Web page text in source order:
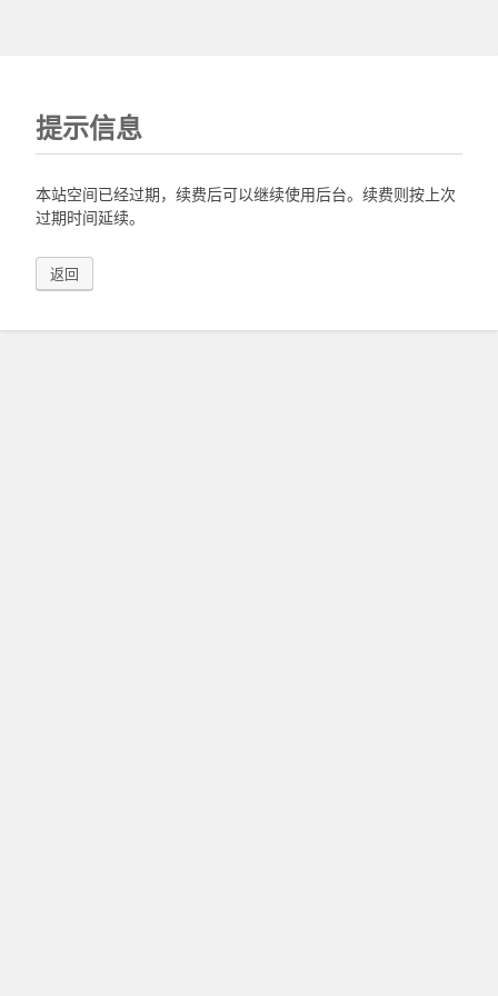
提示信息
本站空间已经过期，续费后可以继续使用后台。续费则按上次
过期时间延续。
返回